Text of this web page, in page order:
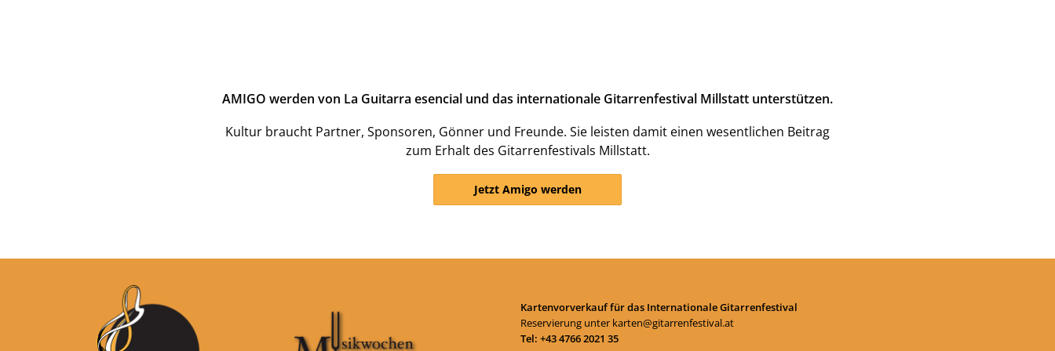
AMIGO werden von La Guitarra esencial und das internationale Gitarrenfestival Millstatt unterstützen.
Kultur braucht Partner, Sponsoren, Gönner und Freunde. Sie leisten damit einen wesentlichen Beitrag
zum Erhalt des Gitarrenfestivals Millstatt.
Jetzt Amigo werden
Kartenvorverkauf für das Internationale Gitarrenfestival
Reservierung unter karten@gitarrenfestival.at
Tel: +43 4766 2021 35